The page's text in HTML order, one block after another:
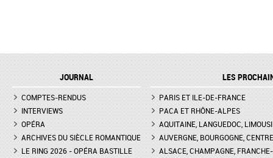
JOURNAL
COMPTES-RENDUS
INTERVIEWS
OPÉRA
ARCHIVES DU SIÈCLE ROMANTIQUE
LE RING 2026 - OPÉRA BASTILLE
LES
PARIS ET ILE-DE-FRANCE
PACA ET RHÔNE-ALPES
AQUITAINE, LANGUEDOC,
AUVERGNE, BOURGOGNE, CENTRE
ALSACE, CHAMPAGNE,